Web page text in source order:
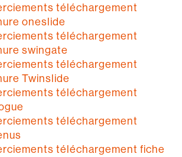
téléchargement
oneslide
téléchargement
swingate
téléchargement
Twinslide
téléchargement
téléchargement
téléchargement fiche